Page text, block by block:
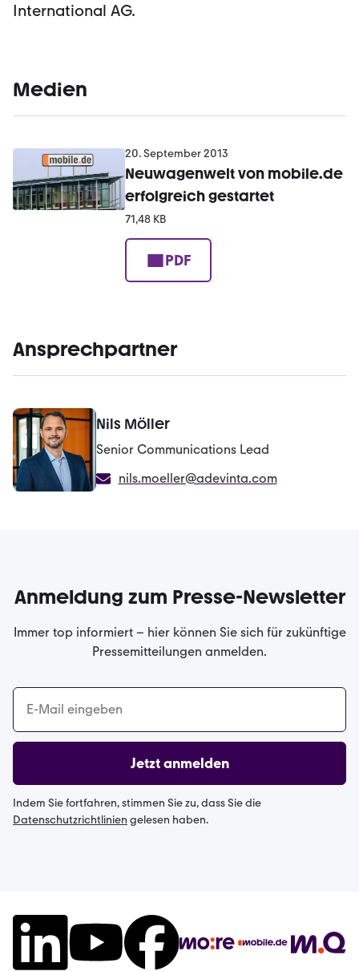
International AG.
Medien
20. September 2013
Neuwagenwelt von mobile.de
erfolgreich gestartet
71,48 KB
PDF
Ansprechpartner
Nils Möller
Senior Communications Lead
nils.moeller@adevinta.com
Anmeldung zum Presse-Newsletter
Immer top informiert – hier können Sie sich für zukünftige
Pressemitteilungen anmelden.
Jetzt anmelden
Indem Sie fortfahren, stimmen Sie zu, dass Sie die
Datenschutzrichtlinien gelesen haben.